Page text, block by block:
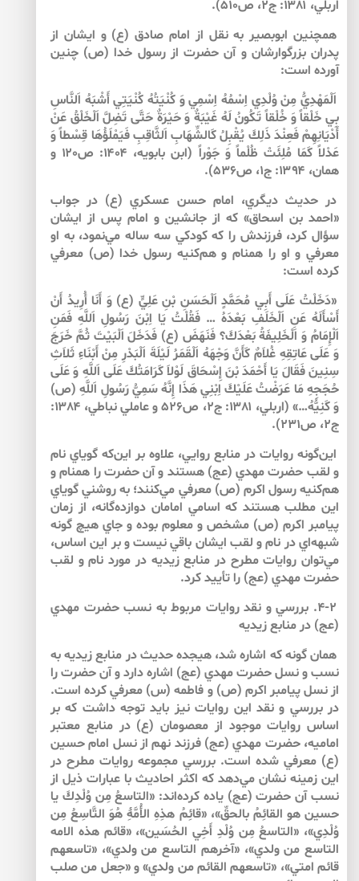
اربلي، ۱۳۸۱: ج۲، ص۵۱۰).
همچنين ابوبصير به نقل از امام صادق (ع) و ايشان از
پدران بزرگوارشان و آن حضرت از رسول خدا (ص) چنين
آورده است:
اَلْمَهْدِيُّ مِنْ وُلْدِي اِسْمُهُ اِسْمِي وَ كُنْيَتُهُ كُنْيَتِي أَشْبَهُ اَلنَّاسِ
بِي خَلْقاً وَ خُلْقاً تَكُونُ لَهُ غَيْبَةٌ وَ حَيْرَةٌ حَتَّى تَضِلَّ اَلْخَلْقُ عَنْ
أَدْيَانِهِمْ فَعِنْدَ ذَلِكَ يُقْبِلُ كَالشِّهَابِ اَلثَّاقِبِ فَيَمْلَؤُهَا قِسْطاً وَ
عَدْلاً كَمَا مُلِئَتْ ظُلْماً وَ جَوْراً (ابن بابويه، ۱۴۰۴: ص۱۲۰ و
همان، ۱۳۹۴: ج۱، ص۵۳۶).
در حديث ديگري، امام حسن عسكري (ع) در جواب
«احمد بن اسحاق» كه از جانشين و امام پس از ايشان
سؤال كرد، فرزندش را كه كودكي سه ساله مي‌نمود، به او
معرفي و او را همنام و هم‌كنيه‌ رسول خدا (ص) معرفي
كرده است:
«دَخَلْتُ عَلَى أَبِي مُحَمَّدٍ اَلْحَسَنِ بْنِ عَلِيٍّ (ع) وَ أَنَا أُرِيدُ أَنْ
أَسْأَلَهُ عَنِ اَلْخَلَفِ بَعْدَهُ … فَقُلْتُ يَا اِبْنَ رَسُولِ اَللَّهِ فَمَنِ
اَلْإِمَامُ وَ اَلْخَلِيفَةُ بَعْدَكَ؟ فَنَهَضَ (ع) فَدَخَلَ اَلْبَيْتَ ثُمَّ خَرَجَ
وَ عَلَى عَاتِقِهِ غُلاَمٌ كَأَنَّ وَجْهَهُ اَلْقَمَرُ لَيْلَةَ اَلْبَدْرِ مِنْ أَبْنَاءِ ثَلاَثِ
سِنِينَ فَقَالَ يَا أَحْمَدَ بْنَ إِسْحَاقَ لَوْلاَ كَرَامَتُكَ عَلَى اَللَّهِ وَ عَلَى
حُجَجِهِ مَا عَرَضْتُ عَلَيْكَ اِبْنِي هَذَا إِنَّهُ سَمِيُّ رَسُولِ اَللَّهِ (ص)
وَ كَنِيُّهُ…» (اربلي، ۱۳۸۱: ج۲، ص۵۲۶ و عاملي نباطي، ۱۳۸۴:
ج۲، ص۲۳۱).
اين‌گونه روايات در منابع روايي، علاوه بر اين‌كه گوياي نام
و لقب حضرت مهدي (عج) هستند و آن حضرت را همنام و
هم‌كنيه‌ رسول اكرم (ص) معرفي مي‌كنند؛ به روشني گوياي
اين مطلب هستند كه اسامي امامان دوازده‌گانه، از زمان
پيامبر اكرم (ص) مشخص و معلوم بوده و جاي هيچ گونه
شبهه‌اي در نام و لقب ايشان باقي نيست و بر اين اساس،
مي‌توان روايات مطرح در منابع زيديه در مورد نام و لقب
حضرت مهدي (عج) را تأييد كرد.
۴-۲. بررسي و نقد روايات مربوط به نسب حضرت مهدي
(عج) در منابع زيديه
همان گونه كه اشاره شد، هيجده حديث در منابع زيديه به
نسب و نسل حضرت مهدي (عج) اشاره دارد و آن حضرت را
از نسل پيامبر اكرم (ص) و فاطمه (س) معرفي كرده است.
در بررسي و نقد اين روايات نيز بايد توجه داشت كه بر
اساس روايات موجود از معصومان (ع) در منابع معتبر
اماميه، حضرت مهدي (عج) فرزند نهم از نسل امام حسين
(ع) معرفي شده است. بررسي مجموعه روايات مطرح در
اين زمينه نشان مي‌دهد كه اكثر احاديث با عبارات ذيل از
نسب آن حضرت (عج) ياده كرده‌اند: «التاسعُ مِن وُلْدِكَ يا
حسين هو القائِمُ بالحقِّ»، «قائِمُ هذِهِ الأُمَّۀِ هُوَ التَّاسِعُ مِن
وُلْدِي»، «التاسعُ مِن وُلْدِ أَخِي الحُسَين»، «قائم هذه الامه
التاسع من ولدي»، «آخرهم التاسع من ولدي»، «تاسعهم
قائم امتي»، «تاسعهم القائم من ولدي» و «جعل من صلب